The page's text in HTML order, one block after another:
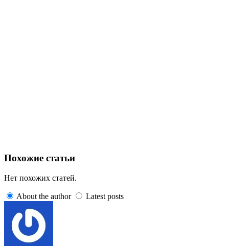
Похожие статьи
Нет похожих статей.
About the author Latest posts